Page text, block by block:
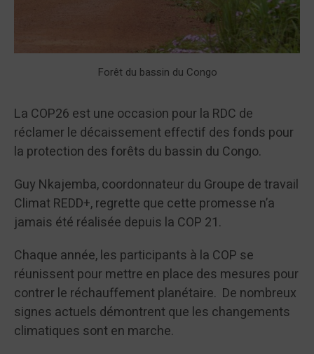
Forêt du bassin du Congo
La COP26 est une occasion pour la RDC de
réclamer le décaissement effectif des fonds pour
la protection des forêts du bassin du Congo.
Guy Nkajemba, coordonnateur du Groupe de travail
Climat REDD+, regrette que cette promesse n’a
jamais été réalisée depuis la COP 21.
Chaque année, les participants à la COP se
réunissent pour mettre en place des mesures pour
contrer le réchauffement planétaire. De nombreux
signes actuels démontrent que les changements
climatiques sont en marche.